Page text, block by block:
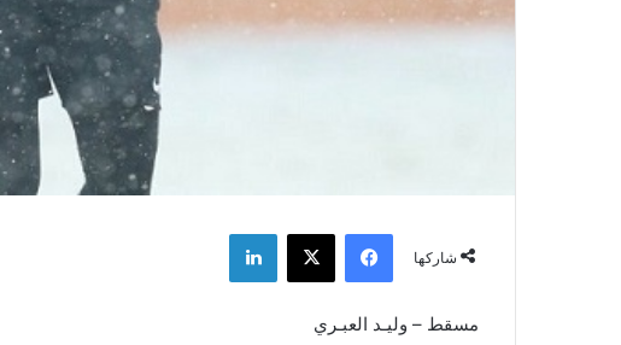
شاركها
فيسبوك ‫X لينكدإن
مسقط – وليـد العبـري